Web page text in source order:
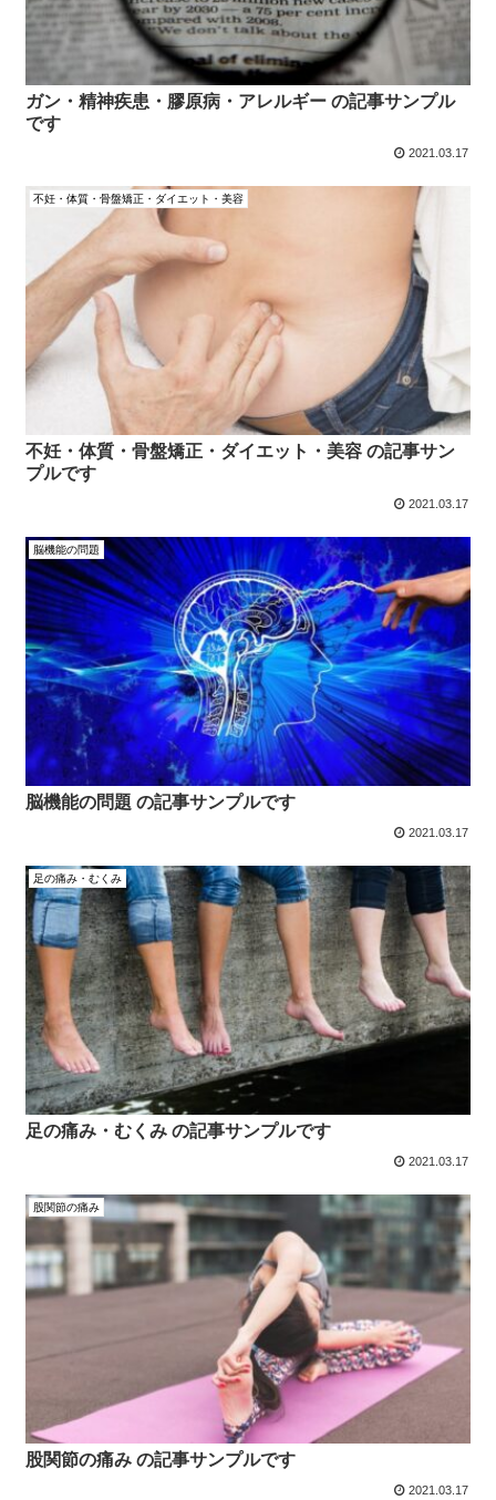
ガン・精神疾患・膠原病・アレルギー の記事サンプル
です
2021.03.17
不妊・体質・骨盤矯正・ダイエット・美容
不妊・体質・骨盤矯正・ダイエット・美容 の記事サン
プルです
2021.03.17
脳機能の問題
脳機能の問題 の記事サンプルです
2021.03.17
足の痛み・むくみ
足の痛み・むくみ の記事サンプルです
2021.03.17
股関節の痛み
股関節の痛み の記事サンプルです
2021.03.17